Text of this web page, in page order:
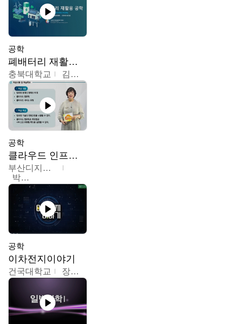
공학
폐배터리 재활용 공학
충북대학교 김영재,최진섭,한성수,한요셉,윤문수,박유세,강동우,박민준,이동주,조채용
공학
클라우드 인프라 구축 및 활용
부산디지털대학교
박수현
공학
이차전지이야기
건국대학교 장호현